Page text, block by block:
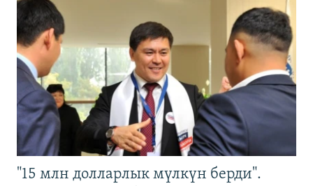
"15 млн долларлык мүлкүн берди".